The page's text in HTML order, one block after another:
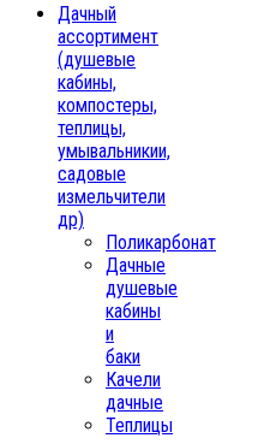
Дачный
ассортимент
(душевые
кабины,
компостеры,
теплицы,
умывальникии,
садовые
измельчители
др)
Поликарбонат
Дачные
душевые
кабины
и
баки
Качели
дачные
Теплицы